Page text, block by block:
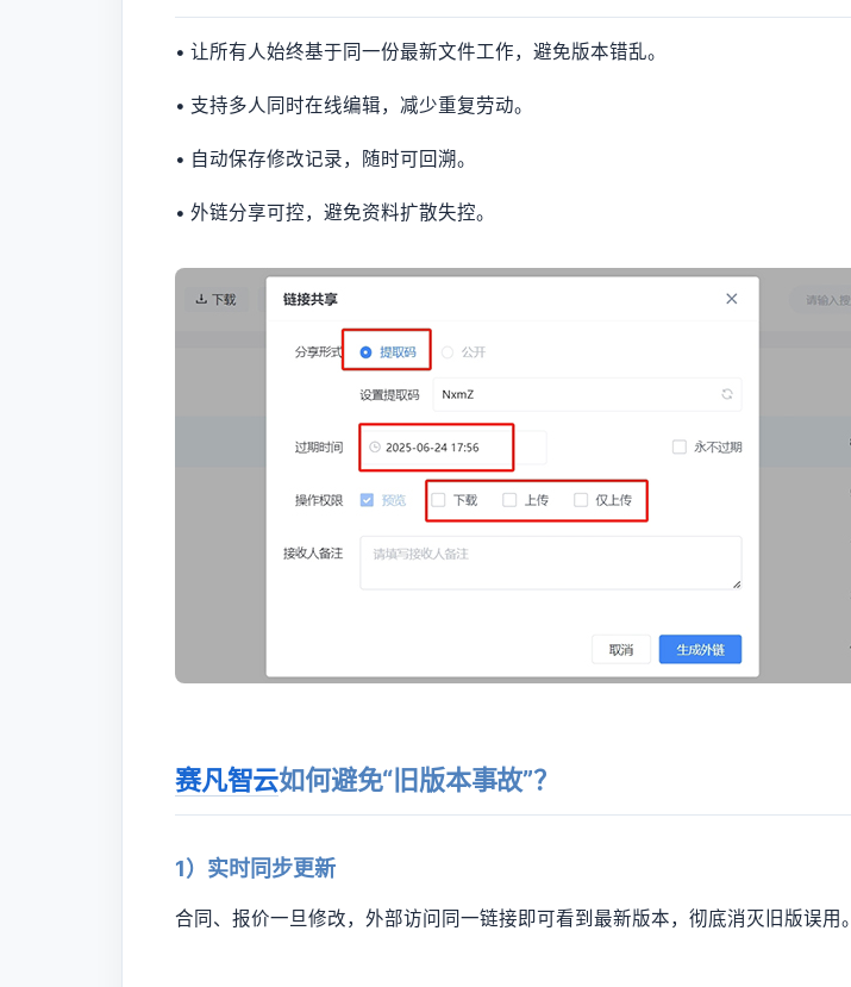
• 让所有人始终基于同一份最新文件工作，避免版本错乱。
• 支持多人同时在线编辑，减少重复劳动。
• 自动保存修改记录，随时可回溯。
• 外链分享可控，避免资料扩散失控。
赛凡智云如何避免“旧版本事故”？
1）实时同步更新
合同、报价一旦修改，外部访问同一链接即可看到最新版本，彻底消灭旧版误用。